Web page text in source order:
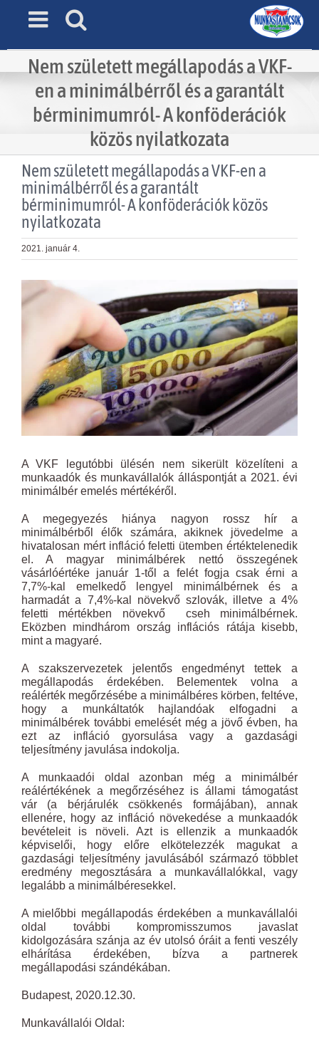
Nem született megállapodás a VKF-
en a minimálbérről és a garantált
bérminimumról- A konföderációk
közös nyilatkozata
Nem született megállapodás a VKF-en a
minimálbérről és a garantált
bérminimumról- A konföderációk közös
nyilatkozata
2021. január 4.
View
Larger
A VKF legutóbbi ülésén nem sikerült közelíteni a
munkaadók és munkavállalók álláspontját a 2021. évi
minimálbér emelés mértékéről.
A megegyezés hiánya nagyon rossz hír a
minimálbérből élők számára, akiknek jövedelme a
hivatalosan mért infláció feletti ütemben értéktelenedik
el. A magyar minimálbérek nettó összegének
vásárlóértéke január 1-től a felét fogja csak érni a
7,7%-kal emelkedő lengyel minimálbérnek és a
harmadát a 7,4%-kal növekvő szlovák, illetve a 4%
feletti mértékben növekvő cseh minimálbérnek.
Eközben mindhárom ország inflációs rátája kisebb,
mint a magyaré.
A szakszervezetek jelentős engedményt tettek a
megállapodás érdekében. Belementek volna a
reálérték megőrzésébe a minimálbéres körben, feltéve,
hogy a munkáltatók hajlandóak elfogadni a
minimálbérek további emelését még a jövő évben, ha
ezt az infláció gyorsulása vagy a gazdasági
teljesítmény javulása indokolja.
A munkaadói oldal azonban még a minimálbér
reálértékének a megőrzéséhez is állami támogatást
vár (a bérjárulék csökkenés formájában), annak
ellenére, hogy az infláció növekedése a munkaadók
bevételeit is növeli. Azt is ellenzik a munkaadók
képviselői, hogy előre elkötelezzék magukat a
gazdasági teljesítmény javulásából származó többlet
eredmény megosztására a munkavállalókkal, vagy
legalább a minimálbéresekkel.
A mielőbbi megállapodás érdekében a munkavállalói
oldal további kompromisszumos javaslat
kidolgozására szánja az év utolsó óráit a fenti veszély
elhárítása érdekében, bízva a partnerek
megállapodási szándékában.
Budapest, 2020.12.30.
Munkavállalói Oldal: